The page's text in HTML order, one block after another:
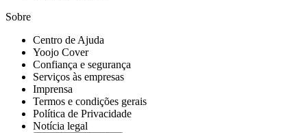
Sobre
Centro de Ajuda
Yoojo Cover
Confiança e segurança
Serviços às empresas
Imprensa
Termos e condições gerais
Política de Privacidade
Notícia legal